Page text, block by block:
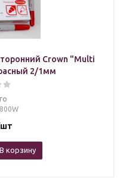
Crown "Multi
2/1мм
В корзину